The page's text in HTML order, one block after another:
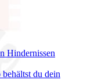
Hindernissen
du dein